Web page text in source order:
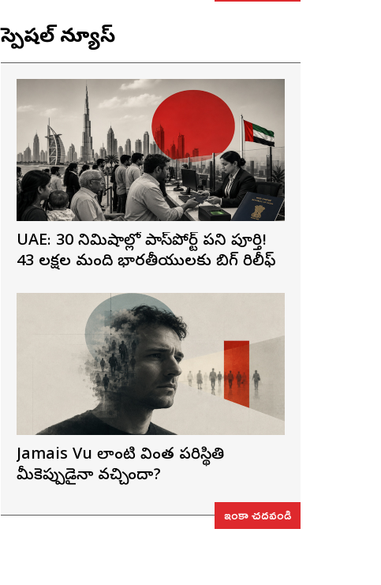
స్పెషల్ న్యూస్
UAE: 30 నిమిషాల్లో పాస్‌పోర్ట్ పని పూర్తి!
43 లక్షల మంది భారతీయులకు బిగ్ రిలీఫ్
Jamais Vu లాంటి వింత పరిస్థితి
మీకెప్పుడైనా వచ్చిందా?
ఇంకా చదవండి